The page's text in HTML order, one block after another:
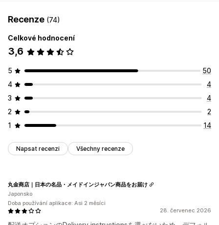
Recenze (74)
Celkové hodnocení
3,6
5
50
4
4
3
4
2
2
1
14
Napsat recenzi Všechny recenze
28. červenec 2026
丸金商店｜日本の名品・メイドインジャパン商品をお届け
Japonsko
Doba používání aplikace: Asi 2 měsíci